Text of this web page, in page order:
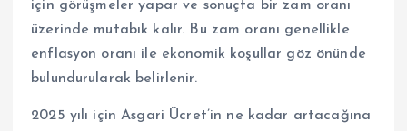
için görüşmeler yapar ve sonuçta bir zam oranı
üzerinde mutabık kalır. Bu zam oranı genellikle
enflasyon oranı ile ekonomik koşullar göz önünde
bulundurularak belirlenir.
2025 yılı için Asgari Ücret’in ne kadar artacağına